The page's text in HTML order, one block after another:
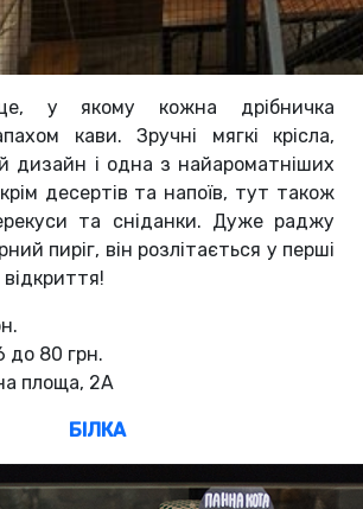
у якому кожна дрібничка
кави. Зручні мягкі крісла,
дизайн і одна з найароматніших
десертів та напоїв, тут також
та сніданки. Дуже раджу
пиріг, він розлітається у перші
до 80 грн.
площа, 2А
БІЛКА